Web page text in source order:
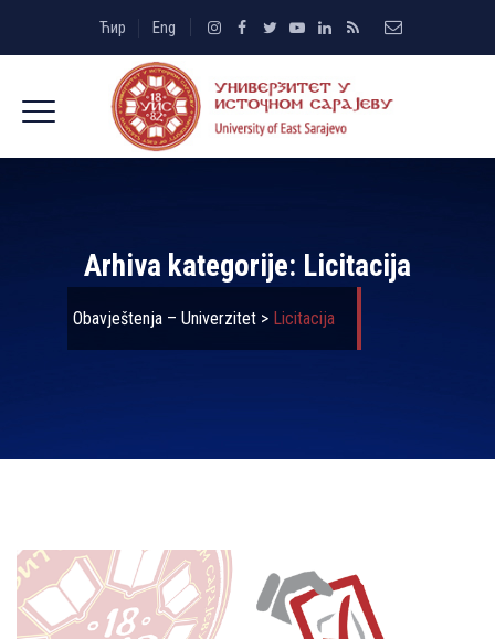
Ћир Eng
Arhiva kategorije: Licitacija
Obavještenja – Univerzitet > Licitacija